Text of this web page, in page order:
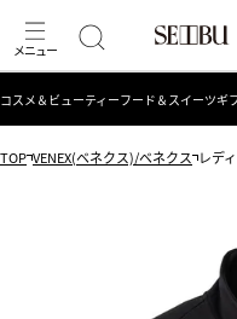
コスメ＆ビューティーフード＆スイーツギ
TOP VENEX(ベネクス)/ベネクス レデ